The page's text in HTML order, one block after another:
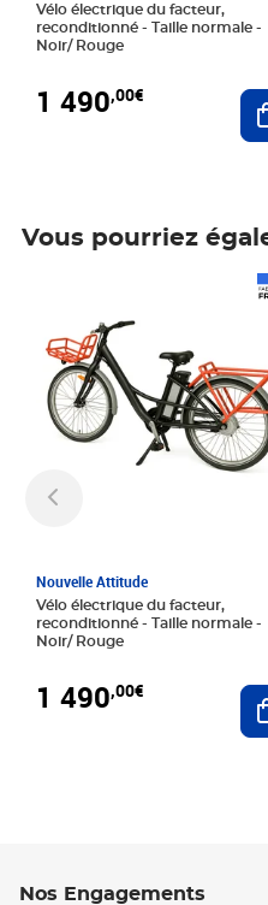
Vélo électrique du facteur,
reconditionné - Taille normale -
Noir/ Rouge
1 490,00€
Vous pourriez
Nouvelle Attitude
Vélo électrique du facteur,
reconditionné - Taille normale -
Noir/ Rouge
1 490,00€
Nos Engagements